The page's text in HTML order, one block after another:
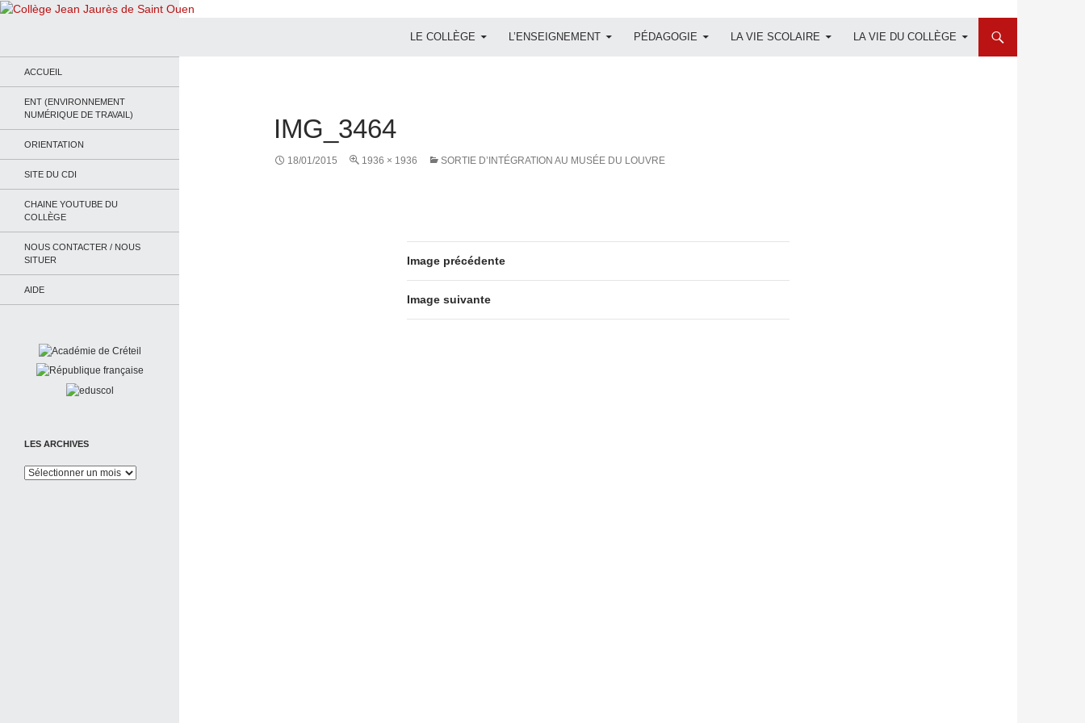
LE COLLÈGE L’ENSEIGNEMENT PÉDAGOGIE LA VIE SCOLAIRE LA VIE DU COLLÈGE
IMG_3464
18/01/2015 1936 × 1936 SORTIE D’INTÉGRATION AU MUSÉE DU LOUVRE
Image précédente
Image suivante
ACCUEIL
ENT (ENVIRONNEMENT
NUMÉRIQUE DE TRAVAIL)
ORIENTATION
SITE DU CDI
CHAINE YOUTUBE DU
COLLÈGE
NOUS CONTACTER / NOUS
SITUER
AIDE
LES ARCHIVES
Les